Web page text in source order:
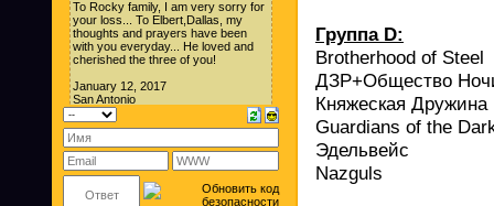
Группа D:
Brotherhood of Steel
ДЗР+Общество
Княжеская Дружина
Guardians of the
Эдельвейс
Nazguls